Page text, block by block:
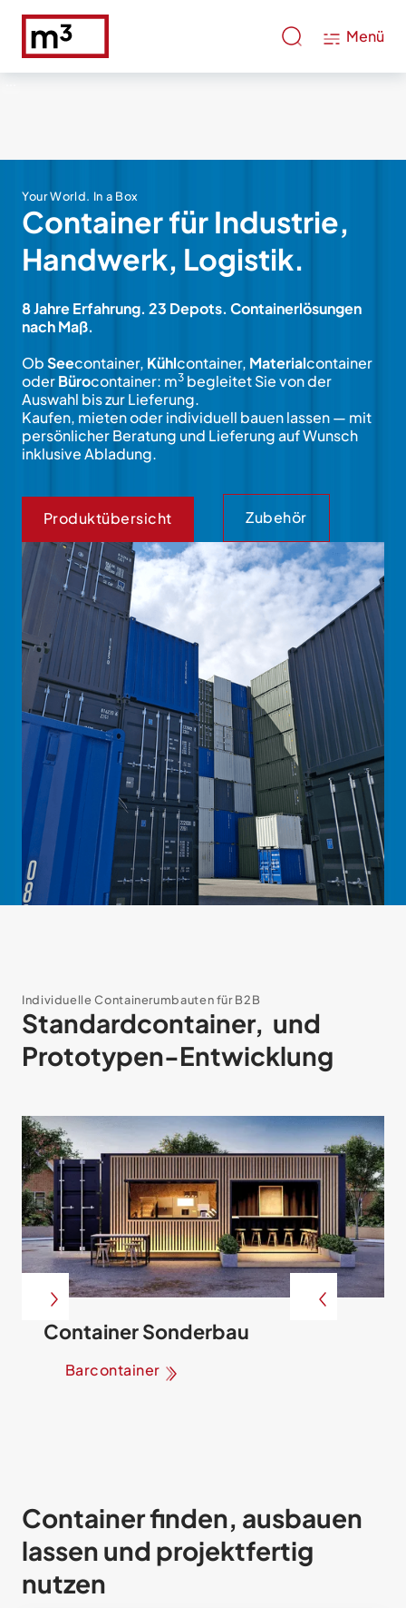
Menü
Your World. In a Box
Container für Industrie,
Handwerk, Logistik.
8 Jahre Erfahrung. 23 Depots. Containerlösungen
nach Maß.
ObSeecontainer, Kühlcontainer, Materialcontainer
oderBürocontainer: m3 begleitet Sie von der
Auswahl bis zur Lieferung.
Kaufen, mieten oder individuell bauen lassen — mit
persönlicher Beratung und Lieferung auf Wunsch
inklusive Abladung.
Produktübersicht Zubehör
Individuelle Containerumbauten für B2B
Standardcontainer, und
Prototypen-Entwicklung
Container Sonderbau
Barcontainer
Container finden, ausbauen
lassen und projektfertig
nutzen